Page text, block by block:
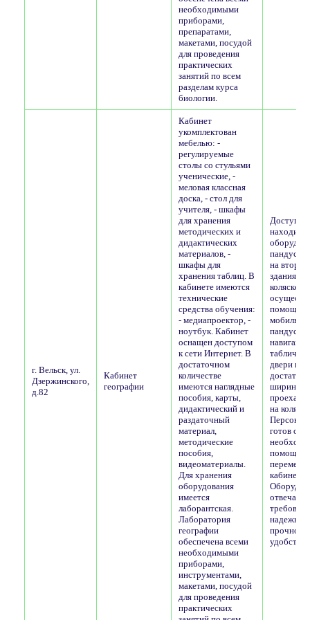
необходимыми
приборами,
препаратами,
макетами, посудой
для проведения
практических
занятий по всем
разделам курса
биологии.
г. Вельск, ул.
Дзержинского,
д.82
Кабинет
географии
Кабинет
укомплектован
мебелью: -
регулируемые
столы со стульями
ученические, -
меловая классная
доска, - стол для
учителя, - шкафы
для хранения
методических и
дидактических
материалов, -
шкафы для
хранения таблиц. В
кабинете имеются
технические
средства обучения:
- медиапроектор, -
ноутбук. Кабинет
оснащен доступом
к сети Интернет. В
достаточном
количестве
имеются наглядные
пособия, карты,
дидактический и
раздаточный
материал,
методические
пособия,
видеоматериалы.
Для хранения
оборудования
имеется
лаборантская.
Лаборатория
географии
обеспечена всеми
необходимыми
приборами,
инструментами,
макетами, посудой
для проведения
практических
Доступ в
на
здания
коляске
помощью
пандуса.
двери в
ширины,
проехать
на
Персонал
готов
помощь
кабинету.
отвечает
удобства.